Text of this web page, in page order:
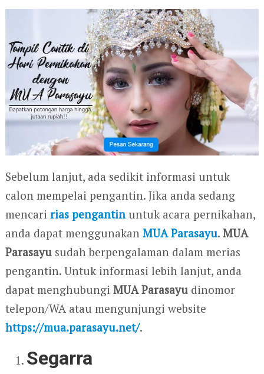
Sebelum lanjut, ada sedikit informasi untuk
calon mempelai pengantin. Jika anda sedang
mencari rias pengantinuntuk acara pernikahan,
anda dapat menggunakan MUA Parasayu. MUA
Parasayusudah berpengalaman dalam merias
pengantin. Untuk informasi lebih lanjut, anda
dapat menghubungi MUA Parasayudinomor
telepon/WA atau mengunjungi website
https://mua.parasayu.net/.
Segarra